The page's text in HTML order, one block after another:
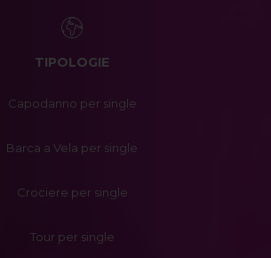
TIPOLOGIE
Capodanno per single
Barca a Vela per single
Crociere per single
Tour per single